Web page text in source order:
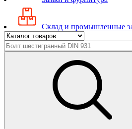
Склад и промышленные